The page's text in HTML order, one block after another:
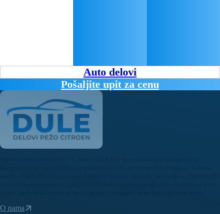
Auto delovi
Pošaljite upit za cenu
O nama